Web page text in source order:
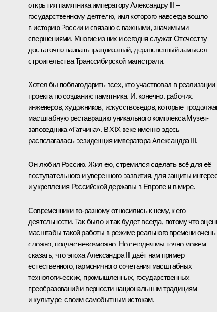
открытия памятника императору Александру III –
государственному деятелю, имя которого навсегда вошло
в историю России и связано с важными, значимыми
свершениями. Многие из них и сегодня служат Отечеству –
достаточно назвать грандиозный, дерзновенный замысел
строительства Транссибирской магистрали.
Хотел бы поблагодарить всех, кто участвовал в реализации
проекта по созданию памятника. И, конечно, рабочих,
инженеров, художников, искусствоведов, которые
масштабную реставрацию уникального комплекса Музея-
заповедника «Гатчина». В XIX веке именно здесь
располагалась резиденция императора Александра III.
Он любил Россию. Жил ею, стремился сделать всё для её
поступательного и уверенного развития, для защиты
и укрепления Российской державы в Европе и в мире.
Современники по-разному относились к нему, к его
деятельности. Так было и так будет всегда, потому что
масштабы такой работы в режиме реального времени очень
сложно, подчас невозможно. Но сегодня мы точно можем
сказать, что эпоха Александра III даёт нам пример
естественного, гармоничного сочетания масштабных
технологических, промышленных, государственных
преобразований и верности национальным традициям
и культуре, своим самобытным истокам.